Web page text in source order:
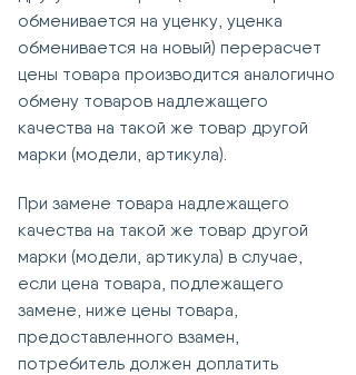
обменивается на уценку, уценка
обменивается на новый) перерасчет
цены товара производится аналогично
обмену товаров надлежащего
качества на такой же товар другой
марки (модели, артикула).
При замене товара надлежащего
качества на такой же товар другой
марки (модели, артикула) в случае,
если цена товара, подлежащего
замене, ниже цены товара,
предоставленного взамен,
потребитель должен доплатить